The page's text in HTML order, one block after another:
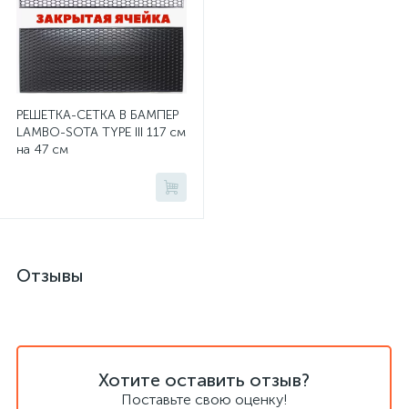
РЕШЕТКА-СЕТКА В БАМПЕР
LAMBO-SOTA TYPE III 117 см
на 47 см
Отзывы
Хотите оставить отзыв?
Поставьте свою оценку!